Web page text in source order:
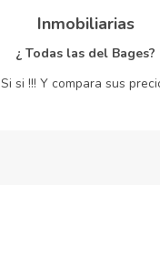
Inmobiliarias
¿ Todas las del Bages?
Si si !!! Y compara sus